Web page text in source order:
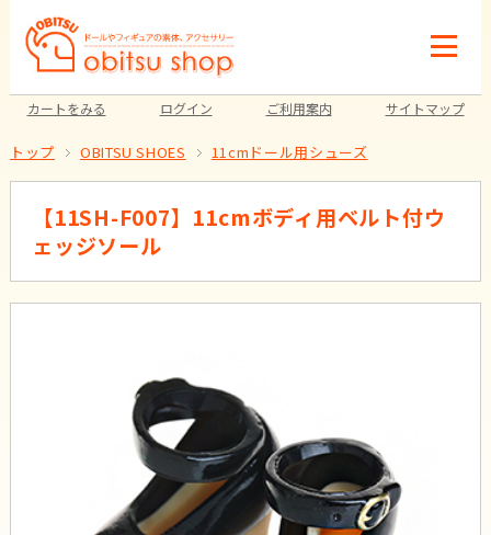
カートをみる ログイン ご利用案内 サイトマップ
トップ OBITSU SHOES 11cmドール用シューズ
【11SH-F007】11cmボディ用ベルト付ウ
ェッジソール